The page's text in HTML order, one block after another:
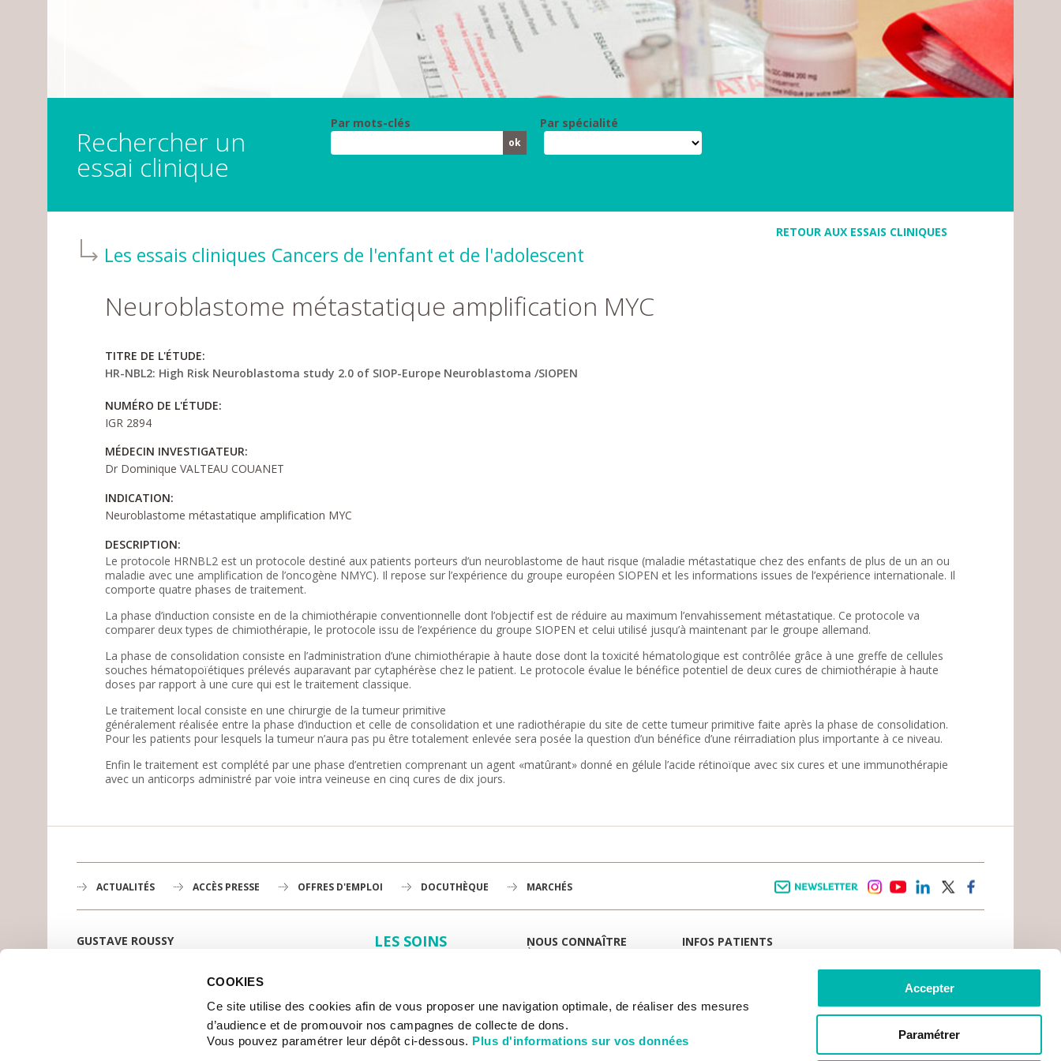
COOKIES
Ce site utilise des cookies afin de vous proposer une navigation optimale, de réaliser des mesures
d’audience et de promouvoir nos campagnes de collecte de dons.
Vous pouvez paramétrer leur dépôt ci-dessous. Plus d'informations sur vos données
Accepter
Paramétrer
Rechercher un
essai clinique
Par mots-clés Par spécialité
Les essais cliniques Cancers de l'enfant et de l'adolescent
RETOUR AUX ESSAIS CLINIQUES
Neuroblastome métastatique amplification MYC
TITRE DE L'ÉTUDE:
HR-NBL2: High Risk Neuroblastoma study 2.0 of SIOP-Europe Neuroblastoma /SIOPEN
NUMÉRO DE L'ÉTUDE:
IGR 2894
MÉDECIN INVESTIGATEUR:
Dr Dominique VALTEAU COUANET
INDICATION:
Neuroblastome métastatique amplification MYC
DESCRIPTION:
Le protocole HRNBL2 est un protocole destiné aux patients porteurs d’un neuroblastome de haut risque (maladie métastatique chez des enfants de plus de un an ou
maladie avec une amplification de l’oncogène NMYC). Il repose sur l’expérience du groupe européen SIOPEN et les informations issues de l’expérience internationale. Il
comporte quatre phases de traitement.
La phase d’induction consiste en de la chimiothérapie conventionnelle dont l’objectif est de réduire au maximum l’envahissement métastatique. Ce protocole va
comparer deux types de chimiothérapie, le protocole issu de l’expérience du groupe SIOPEN et celui utilisé jusqu’à maintenant par le groupe allemand.
La phase de consolidation consiste en l’administration d’une chimiothérapie à haute dose dont la toxicité hématologique est contrôlée grâce à une greffe de cellules
souches hématopoïétiques prélevés auparavant par cytaphérèse chez le patient. Le protocole évalue le bénéfice potentiel de deux cures de chimiothérapie à haute
doses par rapport à une cure qui est le traitement classique.
Le traitement local consiste en une chirurgie de la tumeur primitive
généralement réalisée entre la phase d’induction et celle de consolidation et une radiothérapie du site de cette tumeur primitive faite après la phase de consolidation.
Pour les patients pour lesquels la tumeur n’aura pas pu être totalement enlevée sera posée la question d’un bénéfice d’une réirradiation plus importante à ce niveau.
Enfin le traitement est complété par une phase d’entretien comprenant un agent «matûrant» donné en gélule l’acide rétinoïque avec six cures et une immunothérapie
avec un anticorps administré par voie intra veineuse en cinq cures de dix jours.
ACTUALITÉS ACCÈS PRESSE OFFRES D'EMPLOI DOCUTHÈQUE MARCHÉS
GUSTAVE ROUSSY
SE RENDRE À GUSTAVE ROUSSY
LES SOINS
NOUS SOUTENIR
NOUS CONNAÎTRE
À LA UNE
PLAN STRATÉGIQUE 2030
DÉPARTEMENTS
HÔPITAL DE CHEVILLY-LARUE
RAPPORTS D'ACTIVITÉ
INFOS PATIENTS
DROITS DU PATIENT
PAIEMENT EN LIGNE